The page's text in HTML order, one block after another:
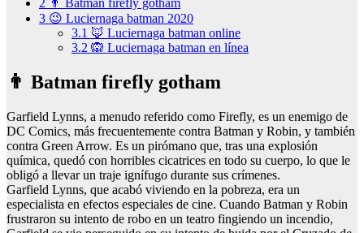
3 😉 Luciernaga batman 2020
3.1 🦊 Luciernaga batman online
3.2 🙉 Luciernaga batman en línea
👨 Batman firefly gotham
Garfield Lynns, a menudo referido como Firefly, es un enemigo de
DC Comics, más frecuentemente contra Batman y Robin, y también
contra Green Arrow. Es un pirómano que, tras una explosión
química, quedó con horribles cicatrices en todo su cuerpo, lo que le
obligó a llevar un traje ignífugo durante sus crímenes.
Garfield Lynns, que acabó viviendo en la pobreza, era un
especialista en efectos especiales de cine. Cuando Batman y Robin
frustraron su intento de robo en un teatro fingiendo un incendio,